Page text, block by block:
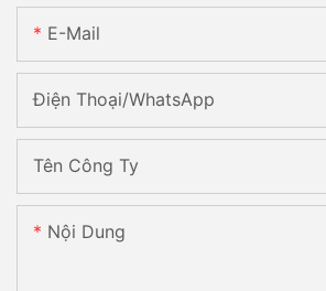
E-Mail
Điện Thoại/WhatsApp
Tên Công Ty
Nội Dung